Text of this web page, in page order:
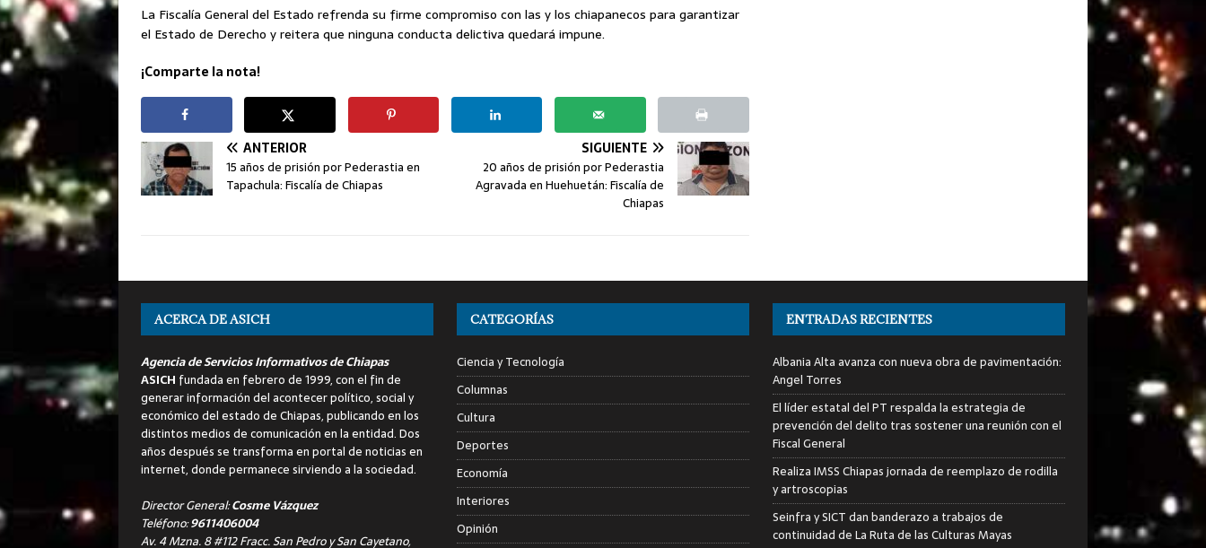
La Fiscalía General del Estado refrenda su firme compromiso con las y los chiapanecos para garantizar
el Estado de Derecho y reitera que ninguna conducta delictiva quedará impune.
¡Comparte la nota!
ANTERIOR
15 años de prisión por Pederastia en
Tapachula: Fiscalía de Chiapas
SIGUIENTE
20 años de prisión por Pederastia
Agravada en Huehuetán: Fiscalía de
Chiapas
ACERCA DE ASICH
Agencia de Servicios Informativos de Chiapas
ASICH fundada en febrero de 1999, con el fin de
generar información del acontecer político, social y
económico del estado de Chiapas, publicando en los
distintos medios de comunicación en la entidad. Dos
años después se transforma en portal de noticias en
internet, donde permanece sirviendo a la sociedad.
Director General:Cosme Vázquez
Teléfono:9611406004
Av. 4 Mzna. 8 #112 Fracc. San Pedro y San Cayetano,
CATEGORÍAS
Ciencia y Tecnología
Columnas
Cultura
Deportes
Economía
Interiores
Opinión
ENTRADAS RECIENTES
Albania Alta avanza con nueva obra de pavimentación:
Angel Torres
El líder estatal del PT respalda la estrategia de
prevención del delito tras sostener una reunión con el
Fiscal General
Realiza IMSS Chiapas jornada de reemplazo de rodilla
y artroscopias
Seinfra y SICT dan banderazo a trabajos de
continuidad de La Ruta de las Culturas Mayas